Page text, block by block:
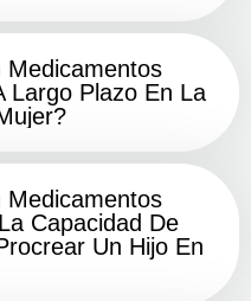
Medicamentos
Largo Plazo En La
Medicamentos
Capacidad De
Un Hijo En